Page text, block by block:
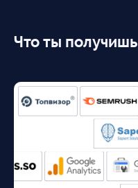
Что ты получишь